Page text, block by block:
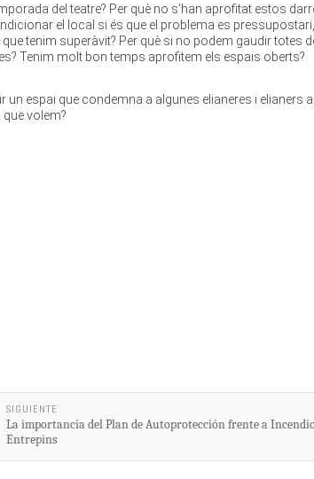
del teatre? Per què no s’han aprofitat estos
el local si és que el problema es
tenim superàvit? Per què si no podem gaudir totes
Tenim molt bon temps aprofitem els espais oberts?
espai que condemna a algunes elianeres i elianers
volem?
SIGUIENTE
La importancia del Plan de Autoprotección frente a
Entrepins